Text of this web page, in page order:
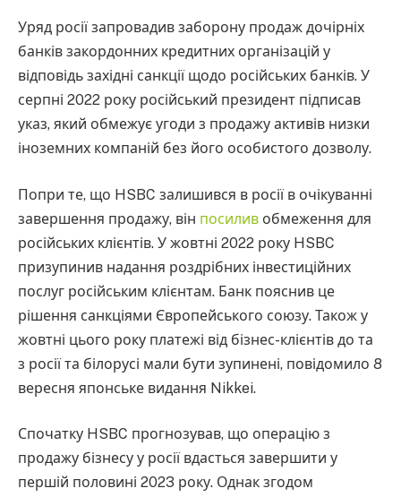
Уряд росії запровадив заборону продаж дочірніх
банків закордонних кредитних організацій у
відповідь західні санкції щодо російських банків. У
серпні 2022 року російський президент підписав
указ, який обмежує угоди з продажу активів низки
іноземних компаній без його особистого дозволу.
Попри те, що HSBC залишився в росії в очікуванні
завершення продажу, він посилив обмеження для
російських клієнтів. У жовтні 2022 року HSBC
призупинив надання роздрібних інвестиційних
послуг російським клієнтам. Банк пояснив це
рішення санкціями Європейського союзу. Також у
жовтні цього року платежі від бізнес-клієнтів до та
з росії та білорусі мали бути зупинені, повідомило 8
вересня японське видання Nikkei.
Спочатку HSBC прогнозував, що операцію з
продажу бізнесу у росії вдасться завершити у
першій половині 2023 року. Однак згодом